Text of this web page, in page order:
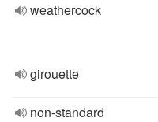
weathercock
girouette
non-standard